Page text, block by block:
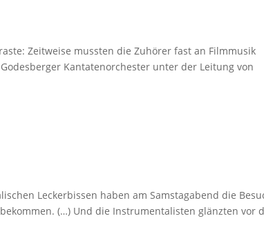
Zeitweise mussten die Zuhörer fast an Filmmusik
Kantatenorchester unter der Leitung von
Leckerbissen haben am Samstagabend die
(…) Und die Instrumentalisten glänzten vor